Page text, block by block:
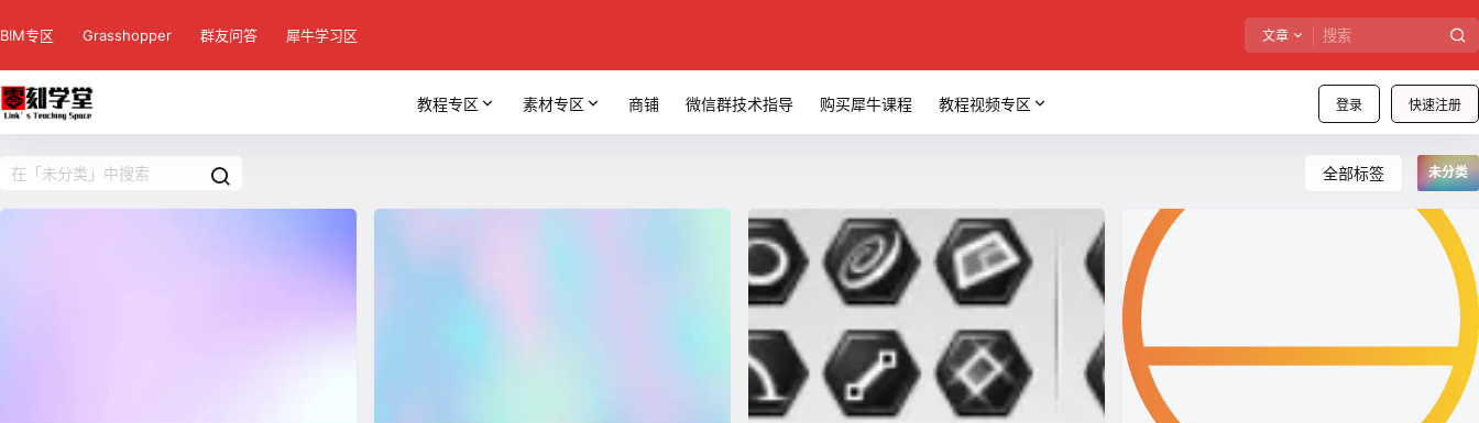
BIM专区 Grasshopper 群友问答 犀牛学习区 文章
登录 快速注册
教程专区 素材专区 商铺 微信群技术指导 购买犀牛课程 教程视频专区
全部标签 未分类